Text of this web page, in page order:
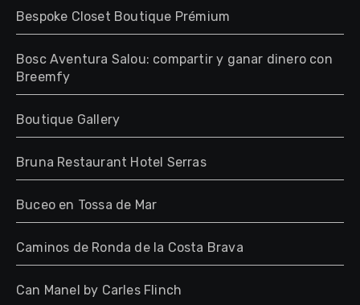
Bespoke Closet Boutique Prémium
Bosc Aventura Salou: compartir y ganar dinero con
Breemfy
Boutique Gallery
Bruna Restaurant Hotel Serras
Buceo en Tossa de Mar
Caminos de Ronda de la Costa Brava
Can Manel by Carles Flinch